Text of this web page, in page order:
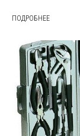
ПОДРОБНЕЕ